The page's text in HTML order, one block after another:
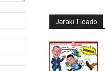
Jaraki Ticado